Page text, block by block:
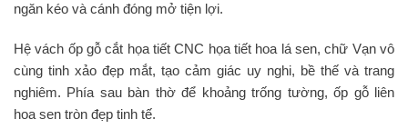
ngăn kéo và cánh đóng mở tiện lợi.
Hệ vách ốp gỗ cắt họa tiết CNC họa tiết hoa lá sen, chữ Vạn vô
cùng tinh xảo đẹp mắt, tạo cảm giác uy nghi, bề thế và trang
nghiêm. Phía sau bàn thờ để khoảng trống tường, ốp gỗ liên
hoa sen tròn đẹp tinh tế.